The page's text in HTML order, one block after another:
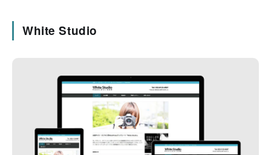
White Studio